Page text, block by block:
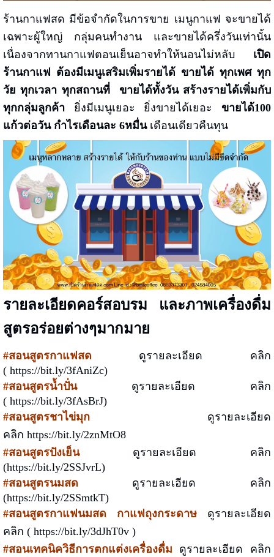
ร้านกาแฟสด มีข้อจำกัดในการขาย เมนูกาแฟ จะขายได้
เฉพาะผู้ใหญ่ กลุ่มคนทำงาน และขายได้ครึ่งวันเท่านั้น
เนื่องจากทานกาแฟตอนเย็นอาจทำให้นอนไม่หลับ เปิด
ร้านกาแฟ ต้องมีเมนูเสริมเพิ่มรายได้ ขายได้ ทุกเพศ ทุก
วัย ทุกเวลา ทุกสถานที่
ขายได้ทั้งวัน สร้างรายได้เพิ่มกับ
ทุกกลุ่มลูกค้า
ยิ่งมีเมนูเยอะ ยิ่งขายได้เยอะขายได้100
แก้วต่อวัน กำไรเดือนละ 6หมื่นเดือนเดียวคืนทุน
รายละเอียดคอร์สอบรม และภาพเครื่องดื่ม
สูตรอร่อยต่างๆมากมาย
#สอนสูตรกาแฟสด ดูรายละเอียด คลิก
( https://bit.ly/3fAniZc)
#สอนสูตรน้ำปั่นดูรายละเอียด คลิก
( https://bit.ly/3fAsBrJ)
#สอนสูตรชาไข่มุก
ดูรายละเอียด
คลิก https://bit.ly/2znMtO8
#สอนสูตรปังเย็นดูรายละเอียด คลิก
(https://bit.ly/2SSJvrL)
#สอนสูตรนมสด ดูรายละเอียด คลิก
(https://bit.ly/2SSmtkT)
#สอนสูตรกาแฟนมสด กาแฟถุงกระดาษ ดูรายละเอียด
คลิก ( https://bit.ly/3dJhT0v)
#สอนเทคนิควิธีการตกแต่งเครื่องดื่ม ดูรายละเอียด คลิก